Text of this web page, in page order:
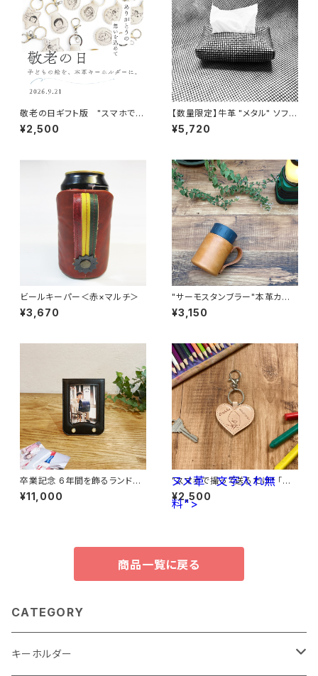
敬老の日ギフト版 "スマホで撮
って送るだけ"「子供の絵」から
作る世界で一つのキーホルダ
¥2,500
【数量限定】牛革 "メタル" ソフト
ティッシュケース（ソフトパック専
用）
¥5,720
ビールキーパー＜赤×マルチ＞
¥3,670
"サーモスタンブラー"本革カバ
ー＜CAMEL＞ 保冷機能付き T
HERMOS 350mlカバー☆
¥3,150
卒業記念 6年間を飾るランドセ
ルフレーム （ランドセルリメイ
ク）
¥11,000
ヌメ革 文字入れ無
料">
"スマホで撮って送るだけ" 「子
供の絵」から作る世界で一つの
キーホルダー <ハート型> ヌメ
¥2,500
商品一覧に戻る
CATEGORY
キーホルダー